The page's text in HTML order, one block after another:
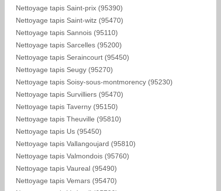
Nettoyage tapis Saint-prix (95390)
Nettoyage tapis Saint-witz (95470)
Nettoyage tapis Sannois (95110)
Nettoyage tapis Sarcelles (95200)
Nettoyage tapis Seraincourt (95450)
Nettoyage tapis Seugy (95270)
Nettoyage tapis Soisy-sous-montmorency (95230)
Nettoyage tapis Survilliers (95470)
Nettoyage tapis Taverny (95150)
Nettoyage tapis Theuville (95810)
Nettoyage tapis Us (95450)
Nettoyage tapis Vallangoujard (95810)
Nettoyage tapis Valmondois (95760)
Nettoyage tapis Vaureal (95490)
Nettoyage tapis Vemars (95470)